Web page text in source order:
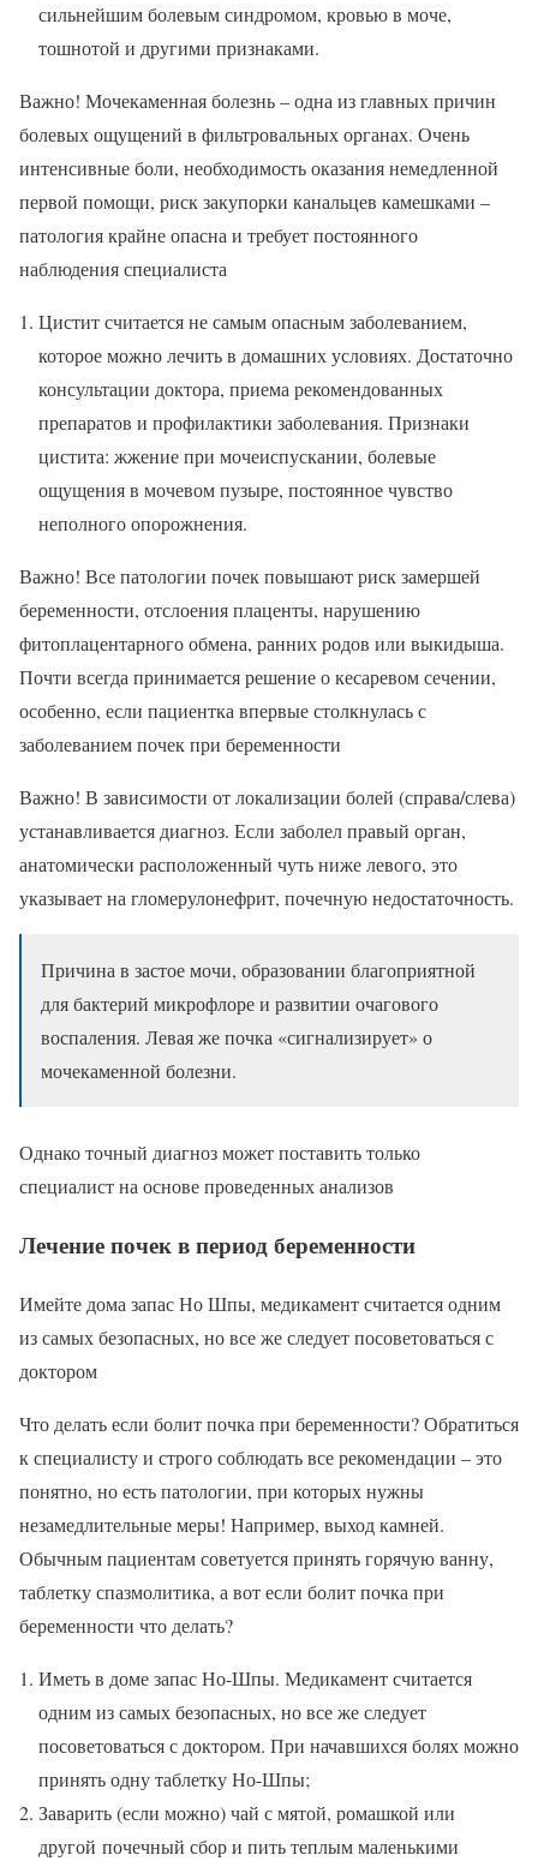
сильнейшим болевым синдромом, кровью в моче,
тошнотой и другими признаками.
Важно! Мочекаменная болезнь – одна из главных причин
болевых ощущений в фильтровальных органах. Очень
интенсивные боли, необходимость оказания немедленной
первой помощи, риск закупорки канальцев камешками –
патология крайне опасна и требует постоянного
наблюдения специалиста
Цистит считается не самым опасным заболеванием,
которое можно лечить в домашних условиях. Достаточно
консультации доктора, приема рекомендованных
препаратов и профилактики заболевания. Признаки
цистита: жжение при мочеиспускании, болевые
ощущения в мочевом пузыре, постоянное чувство
неполного опорожнения.
Важно! Все патологии почек повышают риск замершей
беременности, отслоения плаценты, нарушению
фитоплацентарного обмена, ранних родов или выкидыша.
Почти всегда принимается решение о кесаревом сечении,
особенно, если пациентка впервые столкнулась с
заболеванием почек при беременности
Важно! В зависимости от локализации болей (справа/слева)
устанавливается диагноз. Если заболел правый орган,
анатомически расположенный чуть ниже левого, это
указывает на гломерулонефрит, почечную недостаточность.
Причина в застое мочи, образовании благоприятной
для бактерий микрофлоре и развитии очагового
воспаления. Левая же почка «сигнализирует» о
мочекаменной болезни.
Однако точный диагноз может поставить только
специалист на основе проведенных анализов
Лечение почек в период беременности
Имейте дома запас Но Шпы, медикамент считается одним
из самых безопасных, но все же следует посоветоваться с
доктором
Что делать если болит почка при беременности? Обратиться
к специалисту и строго соблюдать все рекомендации – это
понятно, но есть патологии, при которых нужны
незамедлительные меры! Например, выход камней.
Обычным пациентам советуется принять горячую ванну,
таблетку спазмолитика, а вот если болит почка при
беременности что делать?
Иметь в доме запас Но-Шпы. Медикамент считается
одним из самых безопасных, но все же следует
посоветоваться с доктором. При начавшихся болях можно
принять одну таблетку Но-Шпы;
Заварить (если можно) чай с мятой, ромашкой или
другой почечный сбор и пить теплым маленькими